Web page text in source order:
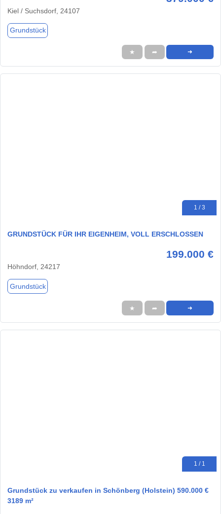
Kiel / Suchsdorf, 24107
Grundstück
★ ➦ ➜
1 / 3
GRUNDSTÜCK FÜR IHR EIGENHEIM, VOLL ERSCHLOSSEN
199.000 €
Höhndorf, 24217
Grundstück
★ ➦ ➜
1 / 1
Grundstück zu verkaufen in Schönberg (Holstein) 590.000 €
3189 m²